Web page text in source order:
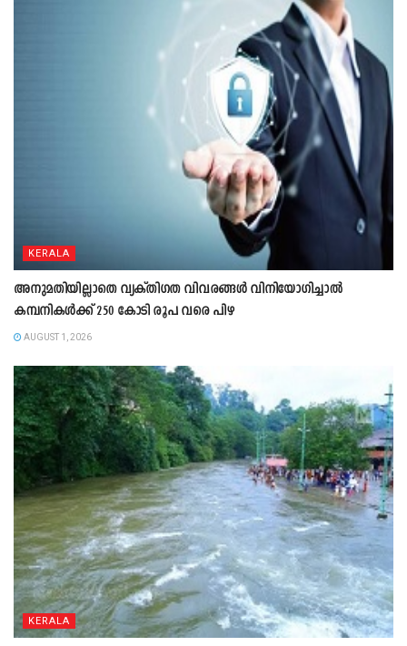
KERALA
അനുമതിയില്ലാതെ വ്യക്തിഗത വിവരങ്ങൾ വിനിയോഗിച്ചാൽ
കമ്പനികൾക്ക് 250 കോടി രൂപ വരെ പിഴ
AUGUST 1, 2026
KERALA